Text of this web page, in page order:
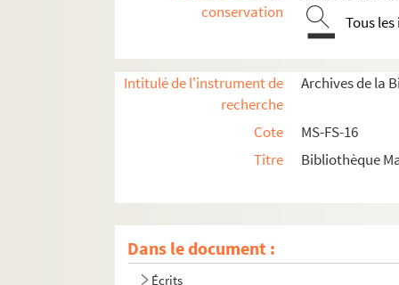
conservation
Tous
Intitulé de l'instrument de
recherche
Archives de la
Cote
MS-FS-16
Titre
Bibliothèque
Dans le document :
Écrits